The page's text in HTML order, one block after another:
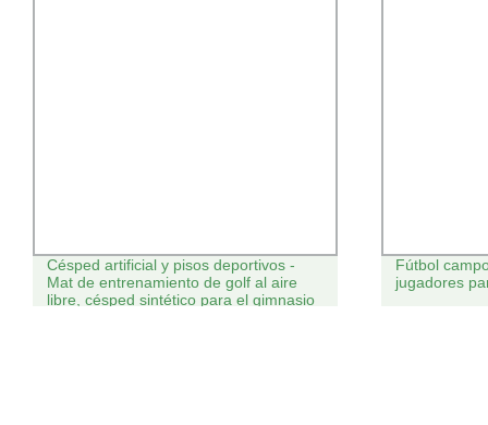
Césped artificial y pisos deportivos -
Mat de entrenamiento de golf al aire
libre, césped sintético para el gimnasio
Fútbol
jugadores